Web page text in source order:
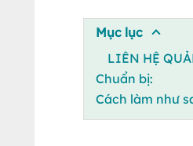
Mục lục
LIÊN HỆ
Chuẩn bị:
Cách làm như